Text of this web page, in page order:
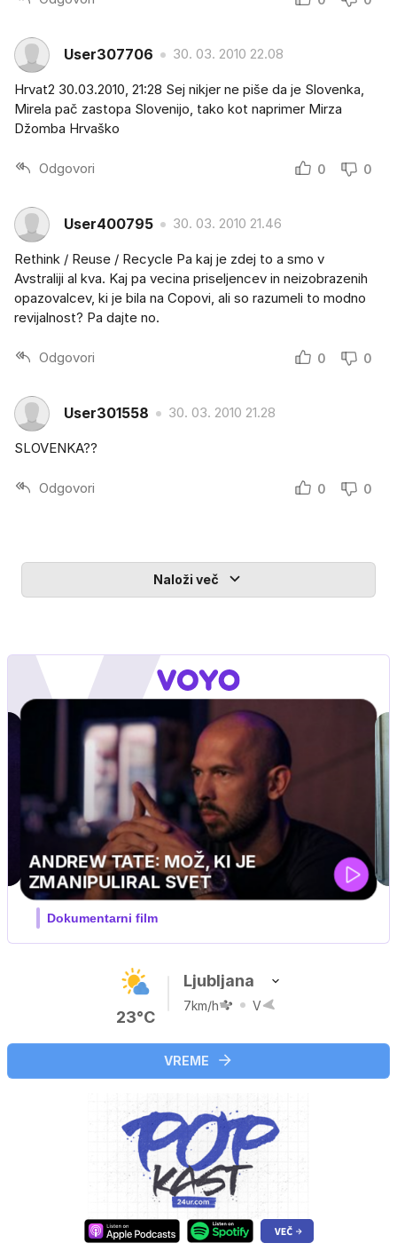
User307706 30. 03. 2010 22.08
Hrvat2 30.03.2010, 21:28 Sej nikjer ne piše da je Slovenka,
Mirela pač zastopa Slovenijo, tako kot naprimer Mirza
Džomba Hrvaško
Odgovori 0 0
User400795 30. 03. 2010 21.46
Rethink / Reuse / Recycle Pa kaj je zdej to a smo v
Avstraliji al kva. Kaj pa vecina priseljencev in neizobrazenih
opazovalcev, ki je bila na Copovi, ali so razumeli to modno
revijalnost? Pa dajte no.
Odgovori 0 0
User301558 30. 03. 2010 21.28
SLOVENKA??
Odgovori 0 0
Naloži več
MOJ PRIJATELJ PINGVIN
Film meseca / družinski, pustolovski
23°C
Ljubljana
7km/h V
VREME